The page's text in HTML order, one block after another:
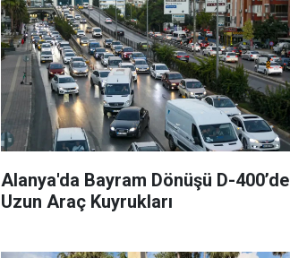
Alanya'da Bayram Dönüşü D-400’de
Uzun Araç Kuyrukları